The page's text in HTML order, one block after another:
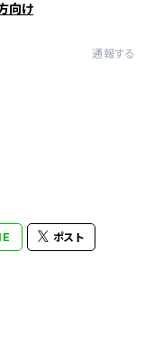
向け
通報する
ポスト